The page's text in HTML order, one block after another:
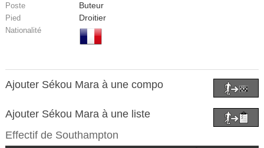
Poste Buteur
Pied Droitier
Nationalité
Ajouter Sékou Mara à une compo
Ajouter Sékou Mara à une liste
Effectif de Southampton